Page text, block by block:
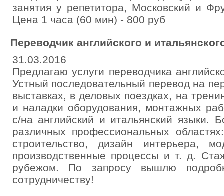
занятия у репетитора, Московский и
Цена 1 часа (60 мин) - 800 руб
Переводчик английского и
31.03.2016
Предлагаю услуги переводчика
Устный последовательный перевод на
выставках, в деловых поездках, на
и наладки оборудования, монтажных
с/на английский и итальянский языки.
различных профессиональных
строительство, дизайн интерьера,
производственные процессы и т. д.
рубежом. По запросу вышлю
сотрудничеству!